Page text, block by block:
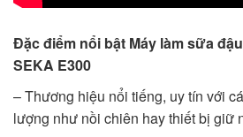
Đặc điểm nổi bật Máy làm sữa
SEKA E300
– Thương hiệu nổi tiếng, uy tín với
lượng như nồi chiên hay thiết bị giữ